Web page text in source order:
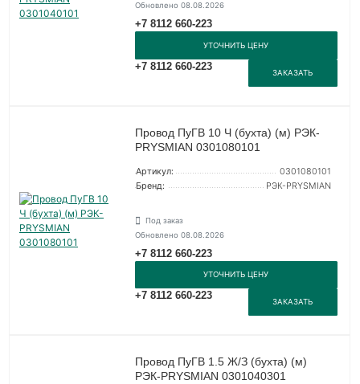
Обновлено 08.08.2026
+7 8112 660-223
УТОЧНИТЬ ЦЕНУ
+7 8112 660-223
ЗАКАЗАТЬ
Провод ПуГВ 10 Ч (бухта) (м) РЭК-
PRYSMIAN 0301080101
Артикул:
0301080101
Бренд:
РЭК-PRYSMIAN
Под заказ
Обновлено 08.08.2026
+7 8112 660-223
УТОЧНИТЬ ЦЕНУ
+7 8112 660-223
ЗАКАЗАТЬ
Провод ПуГВ 1.5 Ж/З (бухта) (м)
РЭК-PRYSMIAN 0301040301